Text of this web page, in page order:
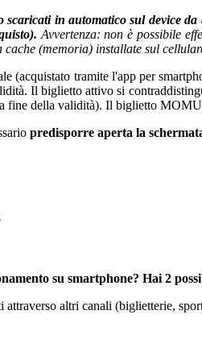
in automatico sul device
Avvertenza: non è possibile
(memoria) installate sul
(acquistato tramite l'app per
Il biglietto attivo si
fine della validità). Il biglietto
predisporre aperta la
su smartphone? Hai 2
altri canali (biglietterie,